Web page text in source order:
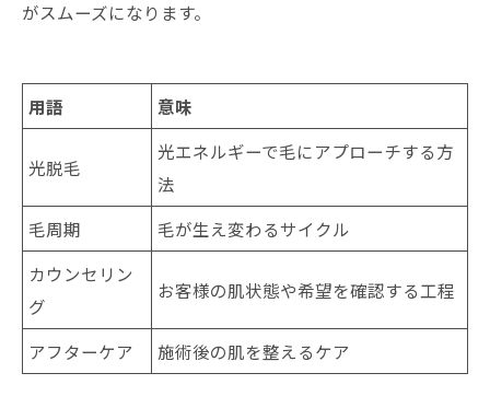
がスムーズになります。
用語 意味
光脱毛
光エネルギーで毛にアプローチする方
法
毛周期
毛が生え変わるサイクル
カウンセリン
グ
お客様の肌状態や希望を確認する工程
アフターケア 施術後の肌を整えるケア